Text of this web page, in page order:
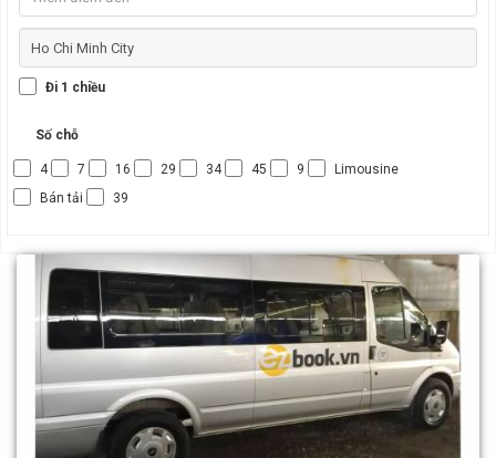
Đi 1 chiều
Số chỗ
4 7 16 29 34 45 9
Limousine
Bán tải
39